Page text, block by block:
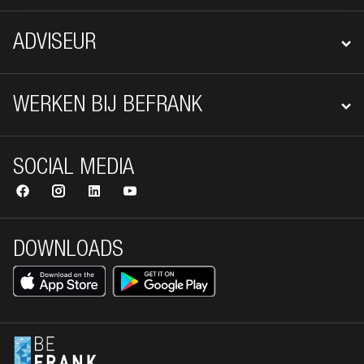
ADVISEUR
WERKEN BIJ BEFRANK
DOWNLOADS
SOCIAL MEDIA